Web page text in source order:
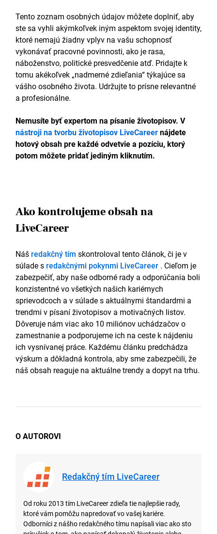
Tento zoznam osobných údajov môžete doplniť, aby
ste sa vyhli akýmkoľvek iným aspektom svojej identity,
ktoré nemajú žiadny vplyv na vašu schopnosť
vykonávať pracovné povinnosti, ako je rasa,
náboženstvo, politické presvedčenie atď. Pridajte k
tomu akékoľvek „nadmerné zdieľania“ týkajúce sa
vášho osobného života. Udržujte to prísne relevantné
a profesionálne.
Nemusíte byť expertom na písanie životopisov. V
nástroji na tvorbu životopisov LiveCareernájdete
hotový obsah pre každé odvetvie a pozíciu, ktorý
potom môžete pridať jediným kliknutím.
Ako kontrolujeme obsah na
LiveCareer
Náš redakčný tím skontroloval tento článok, či je v
súlade s redakčnými pokynmi LiveCareer . Cieľom je
zabezpečiť, aby naše odborné rady a odporúčania boli
konzistentné vo všetkých našich kariérnych
sprievodcoch a v súlade s aktuálnymi štandardmi a
trendmi v písaní životopisov a motivačných listov.
Dôveruje nám viac ako 10 miliónov uchádzačov o
zamestnanie a podporujeme ich na ceste k nájdeniu
ich vysnívanej práce. Každému článku predchádza
výskum a dôkladná kontrola, aby sme zabezpečili, že
náš obsah reaguje na aktuálne trendy a dopyt na trhu.
O AUTOROVI
Redakčný tím LiveCareer
Od roku 2013 tím LiveCareer zdieľa tie najlepšie rady,
ktoré vám pomôžu napredovať vo vašej kariére.
Odborníci z nášho redakčného tímu napísali viac ako sto